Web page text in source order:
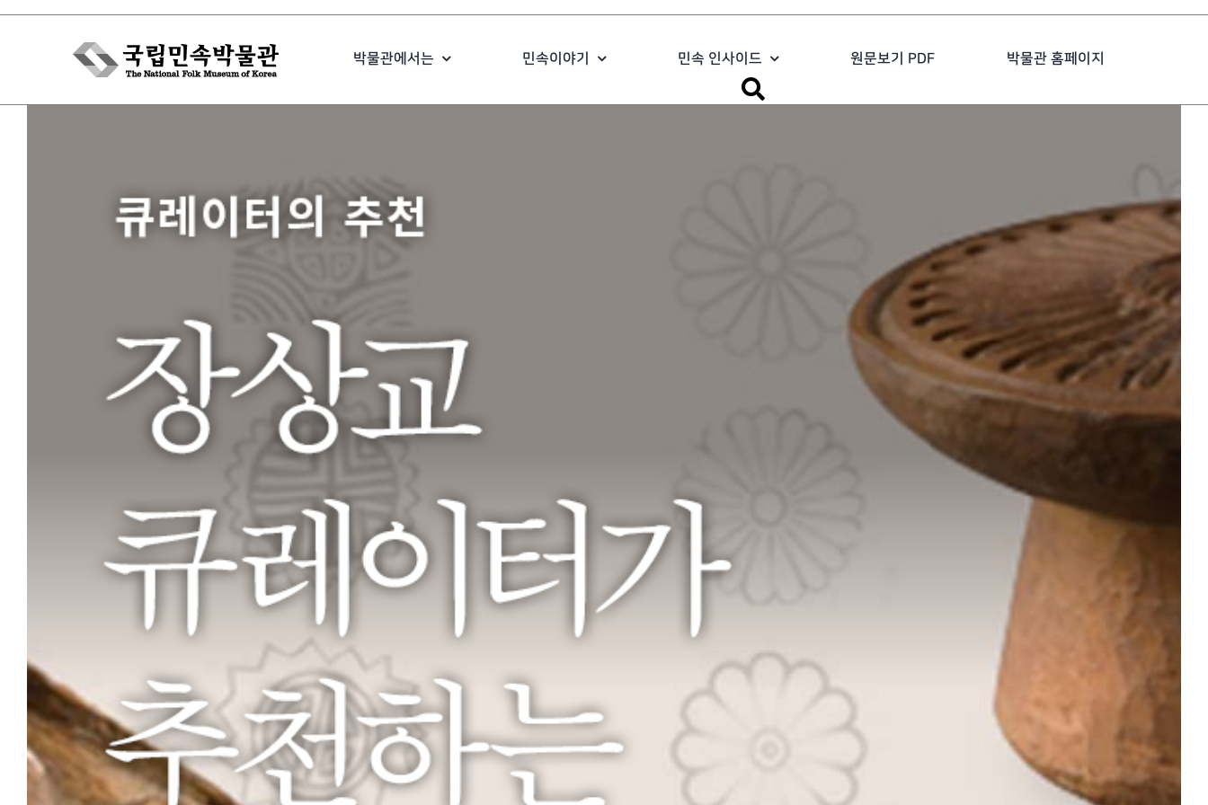
Skip
박물관에서는 민속이야기 민속 인사이드 원문보기 PDF 박물관 홈페이지